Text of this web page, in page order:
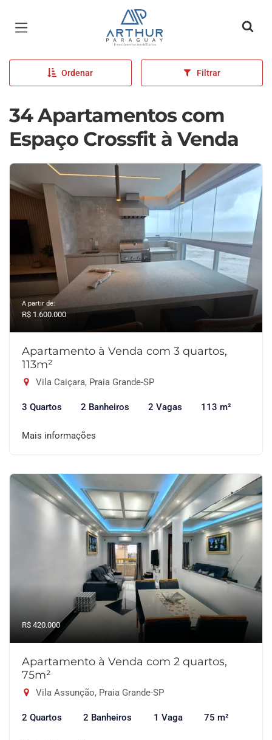
Página inicial
Ordenar Filtrar
34 Apartamentos com
Espaço Crossfit à Venda
A partir de:
R$ 1.600.000
Apartamento à Venda com 3 quartos,
113m²
Vila Caiçara, Praia Grande-SP
3 Quartos 2 Banheiros 2 Vagas 113 m²
Mais informações
R$ 420.000
Apartamento à Venda com 2 quartos,
75m²
Vila Assunção, Praia Grande-SP
2 Quartos 2 Banheiros 1 Vaga 75 m²